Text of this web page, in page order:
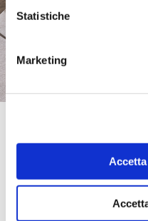
Statistiche
Marketing
BRENT
NW2 1LS, BRENT